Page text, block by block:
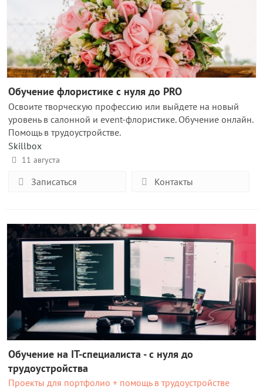
Обучение флористике с нуля до PRO
Освоите творческую профессию или выйдете на новый
уровень в салонной и event-флористике. Обучение онлайн.
Помощь в трудоустройстве.
Skillbox
11 августа
Записаться Контакты
Обучение на IT-специалиста - с нуля до
трудоустройства
Проекты для портфолио + помощь в трудоустройстве